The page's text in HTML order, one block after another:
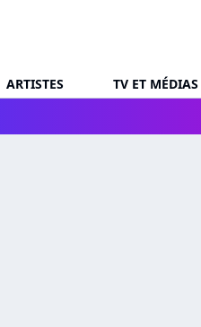
ARTISTES TV ET MÉDIAS